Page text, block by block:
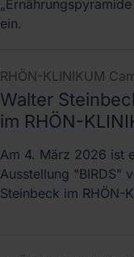
ein.
RHÖN-KLINIKUM
Walter
im RHÖN-
Am 4. März 2026 ist
Ausstellung "BIRDS"
Steinbeck im RHÖN-